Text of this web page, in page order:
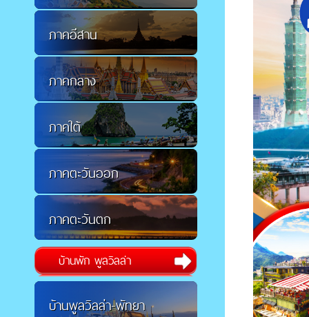
ภาคอีสาน
ภาคกลาง
ภาคใต้
ภาคตะวันออก
ภาคตะวันตก
บ้านพัก พูลวิลล่า
บ้านพูลวิลล่า-พัทยา